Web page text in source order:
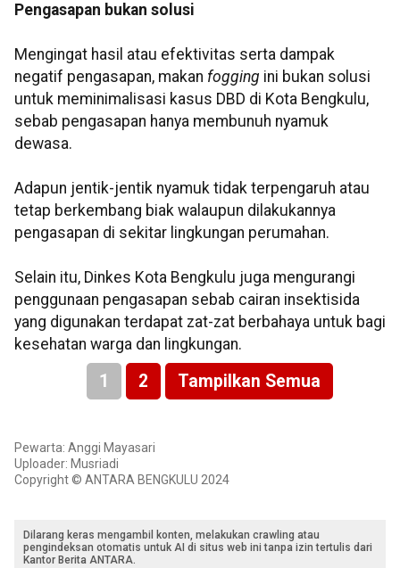
Pengasapan bukan solusi
Mengingat hasil atau efektivitas serta dampak
negatif pengasapan, makan fogging ini bukan solusi
untuk meminimalisasi kasus DBD di Kota Bengkulu,
sebab pengasapan hanya membunuh nyamuk
dewasa.
Adapun jentik-jentik nyamuk tidak terpengaruh atau
tetap berkembang biak walaupun dilakukannya
pengasapan di sekitar lingkungan perumahan.
Selain itu, Dinkes Kota Bengkulu juga mengurangi
penggunaan pengasapan sebab cairan insektisida
yang digunakan terdapat zat-zat berbahaya untuk bagi
kesehatan warga dan lingkungan.
1 2 Tampilkan Semua
Pewarta: Anggi Mayasari
Uploader: Musriadi
Copyright © ANTARA BENGKULU 2024
Dilarang keras mengambil konten, melakukan crawling atau
pengindeksan otomatis untuk AI di situs web ini tanpa izin tertulis dari
Kantor Berita ANTARA.